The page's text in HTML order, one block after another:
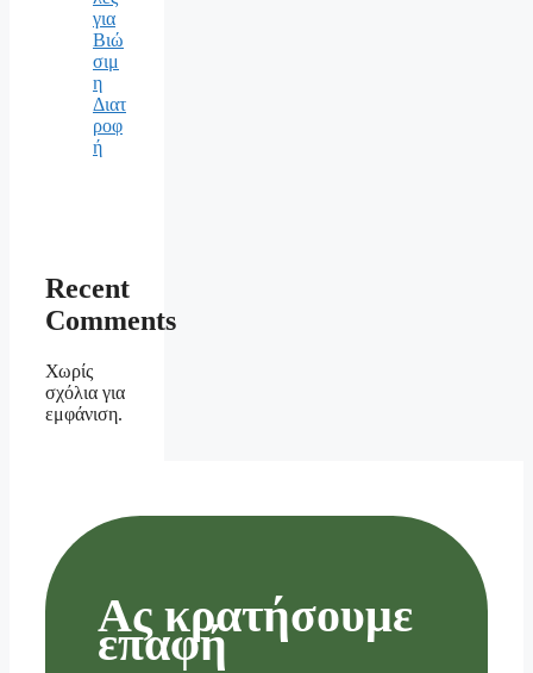
για
Βιώ
σιμ
η
Διατ
ροφ
ή
Recent
Comments
Χωρίς
σχόλια για
εμφάνιση.
Ας κρατήσουμε
επαφή